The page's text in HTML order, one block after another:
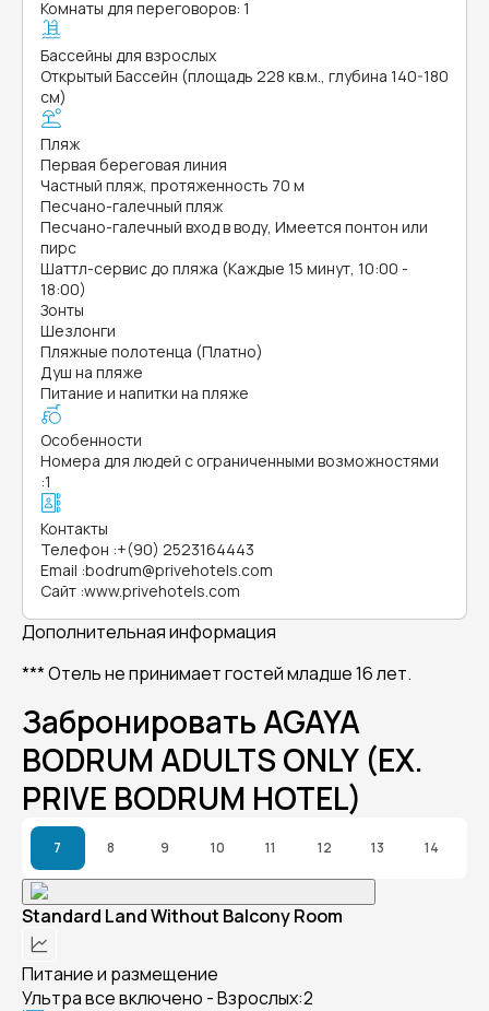
Комнаты для переговоров: 1
Бассейны для взрослых
Открытый Бассейн (площадь 228 кв.м., глубина 140-180
см)
Пляж
Первая береговая линия
Частный пляж, протяженность 70 м
Песчано-галечный пляж
Песчано-галечный вход в воду, Имеется понтон или
пирс
Шаттл-сервис до пляжа (Каждые 15 минут, 10:00 -
18:00)
Зонты
Шезлонги
Пляжные полотенца (Платно)
Душ на пляже
Питание и напитки на пляже
Особенности
Номера для людей с ограниченными возможностями
:1
Контакты
Телефон :+(90) 2523164443
Email :bodrum@privehotels.com
Сайт :www.privehotels.com
Дополнительная информация
*** Отель не принимает гостей младше 16 лет.
Забронировать AGAYA
BODRUM ADULTS ONLY (EX.
PRIVE BODRUM HOTEL)
7 8 9 10 11 12 13 14
Standard Land Without Balcony Room
Питание и размещение
Ультра все включено - Взрослых:2